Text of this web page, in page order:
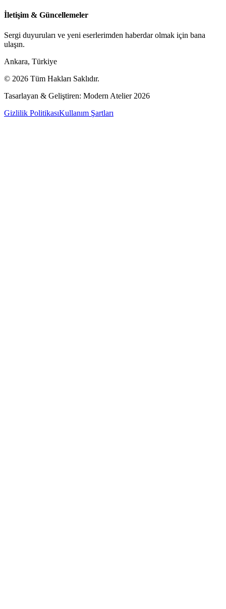
İletişim & Güncellemeler
Sergi duyuruları ve yeni eserlerimden haberdar olmak için bana
ulaşın.
Ankara, Türkiye
© 2026 Tüm Hakları Saklıdır.
Tasarlayan & Geliştiren: Modern Atelier 2026
Gizlilik PolitikasıKullanım Şartları